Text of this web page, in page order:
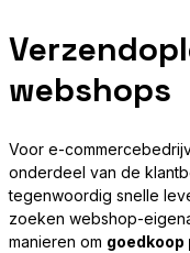
webshops
Voor e-
onderdeel van de
tegenwoordig snelle
zoeken webshop-
manieren om